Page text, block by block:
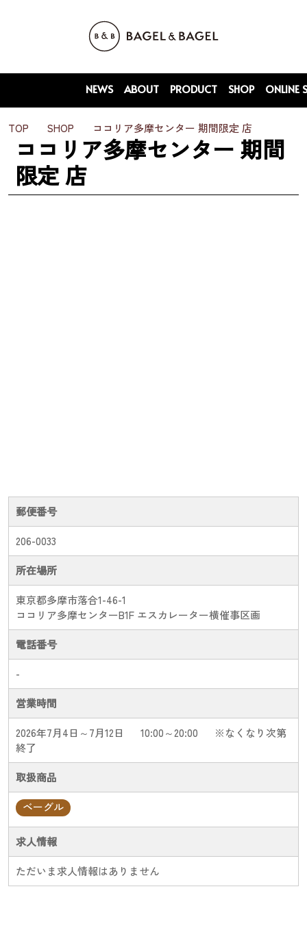
NEWS ABOUT PRODUCT SHOP ONLINE
TOP SHOP ココリア多摩センター 期間限定 店
ココリア多摩センター 期間
限定 店
郵便番号
206-0033
所在場所
東京都多摩市落合1-46-1
ココリア多摩センターB1F エスカレーター横催事区画
電話番号
-
営業時間
2026年7月4日～7月12日 10:00～20:00
※なくなり次第
終了
取扱商品
ベーグル
求人情報
ただいま求人情報はありません